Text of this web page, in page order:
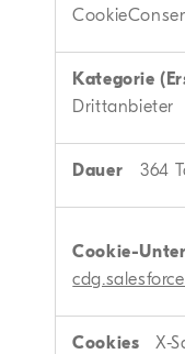
Drittanbieter
364
X-